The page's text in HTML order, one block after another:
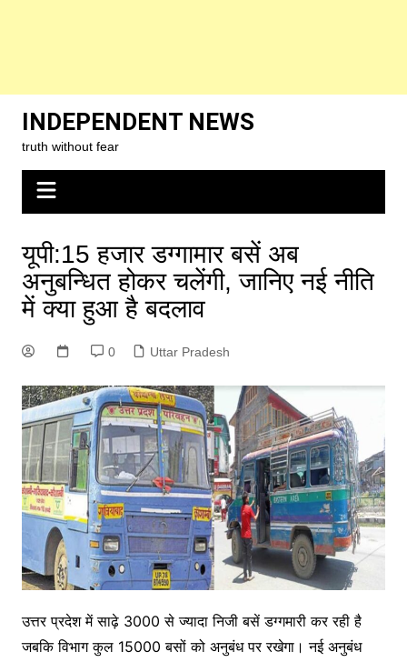
content
INDEPENDENT NEWS
truth without fear
यूपी:15 हजार डग्गामार बसें अब
अनुबन्धित होकर चलेंगी, जानिए नई नीति
में क्या हुआ है बदलाव
0 Uttar Pradesh
उत्तर प्रदेश में साढ़े 3000 से ज्यादा निजी बसें डग्गमारी कर रही है
जबकि विभाग कुल 15000 बसों को अनुबंध पर रखेगा। नई अनुबंध